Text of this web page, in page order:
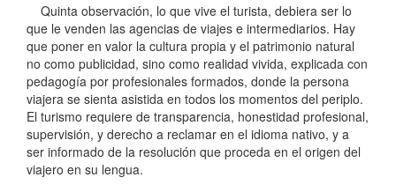
Quinta observación, lo que vive el turista, debiera ser lo
que le venden las agencias de viajes e intermediarios. Hay
que poner en valor la cultura propia y el patrimonio natural
no como publicidad, sino como realidad vivida, explicada con
pedagogía por profesionales formados, donde la persona
viajera se sienta asistida en todos los momentos del periplo.
El turismo requiere de transparencia, honestidad profesional,
supervisión, y derecho a reclamar en el idioma nativo, y a
ser informado de la resolución que proceda en el origen del
viajero en su lengua.